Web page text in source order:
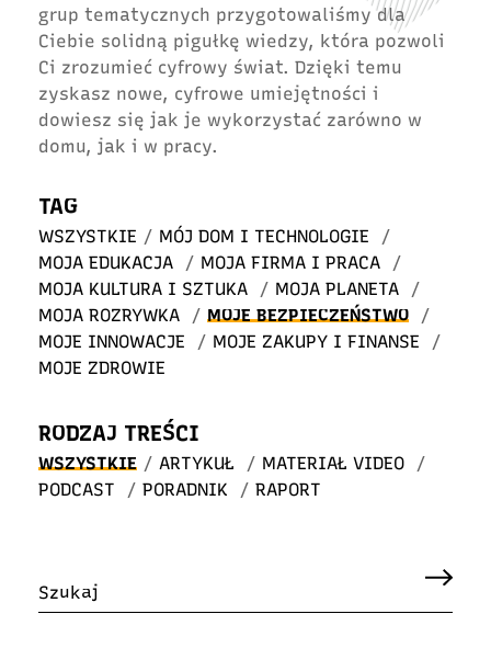
grup tematycznych przygotowaliśmy dla
Ciebie solidną pigułkę wiedzy, która pozwoli
Ci zrozumieć cyfrowy świat. Dzięki temu
zyskasz nowe, cyfrowe umiejętności i
dowiesz się jak je wykorzystać zarówno w
domu, jak i w pracy.
TAG
WSZYSTKIE / MÓJ DOM I TECHNOLOGIE
/
MOJA EDUKACJA
/ MOJA FIRMA I PRACA
/
MOJA KULTURA I SZTUKA
/ MOJA PLANETA
/
MOJA ROZRYWKA
/ MOJE BEZPIECZEŃSTWO
/
MOJE INNOWACJE
/ MOJE ZAKUPY I FINANSE
/
MOJE ZDROWIE
RODZAJ TREŚCI
WSZYSTKIE / ARTYKUŁ / MATERIAŁ VIDEO
/
PODCAST
/ PORADNIK / RAPORT